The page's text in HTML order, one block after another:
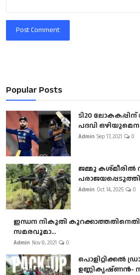
Post Comment
Popular Posts
ടി20 ലോകകപ്പിന്
പദവി
Admin Sep 17, 2021 0
ജമ്മു
പരാജയപ്പെടുത്തി
Admin Oct 14, 2025 0
ഇന്ധന നികുതി
സമരവുമാ...
Admin Nov 8, 2021 0
പൊളിറ്റിക്കല്‍
ഉണ്ണികൃഷ്ണന്‍-